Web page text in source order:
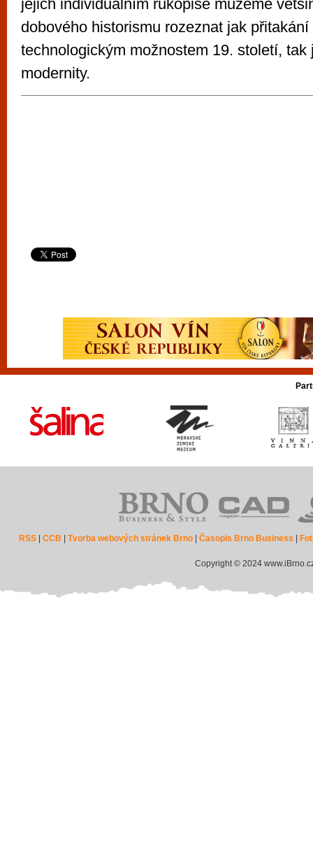
jejich individuálním rukopise můžeme
dobového historismu rozeznat jak přitakání
technologickým možnostem 19. století, tak
modernity.
RSS |CCB |Tvorba webových stránek Brno |Časopis Brno Business
Copyright © 2024